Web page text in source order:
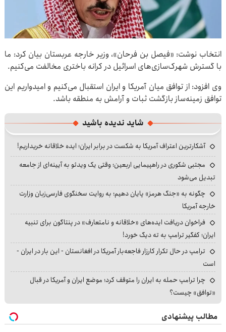
انتخاب نوشت: «فیصل بن فرحان»، وزیر خارجه عربستان بیان کرد: ما
با گسترش شهرک‌سازی‌های اسرائیل در کرانه باختری مخالفت می‌کنیم.
وی افزود: از توافق میان آمریکا و ایران استقبال می‌کنیم و امیدواریم این
توافق زمینه‌ساز بازگشت ثبات و آرامش به منطقه باشد.
شاید ندیده باشید
آشکارترین اعتراف آمریکا به شکست در برابر ایران؛ ایده خلاقانه خریداریم!
مجتبی شکوری در راهپیمایی اربعین؛ وقتی یک ویدئو به آیینه‌ای از جامعه
تبدیل می‌شود
چگونه به «جنگ هرمز» پایان دهیم؛ به روایت سخنگوی فارسی‌زبان وزارت
خارجه آمریکا
فراخوان دریافت ایده‌های «خلاقانه و نامتعارف» در پنتاگون برای تنبیه
ایران؛ کفگیر ترامپ به ته دیگ خورد!
ترامپ در حال تکرار کارزار فاجعه‌بار آمریکا در افغانستان - این بار در ایران -
است
چرا ترامپ حمله به ایران را متوقف کرد؛ موضع ایران و آمریکا در قبال
«توافق» چیست؟
مطالب پیشنهادی